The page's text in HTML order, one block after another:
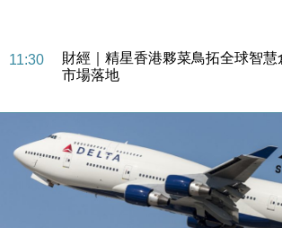
11:30
財經｜精星香港夥菜鳥拓全球智
市場落地
13:12
國際｜特朗普赴洛杉磯高球場活動
財經｜香港7月PMI回落至51 企業